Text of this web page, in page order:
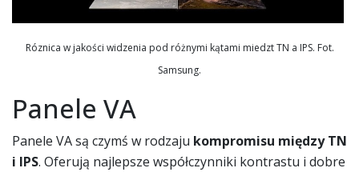
Róznica w jakości widzenia pod różnymi kątami miedzt TN a IPS. Fot.
Samsung.
Panele VA
Panele VA są czymś w rodzaju kompromisu między TN
i IPS. Oferują najlepsze współczynniki kontrastu i dobre